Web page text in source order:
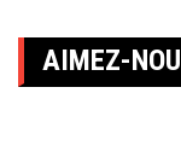
AIMEZ-